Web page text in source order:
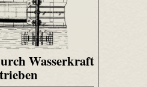
Wasserkraft